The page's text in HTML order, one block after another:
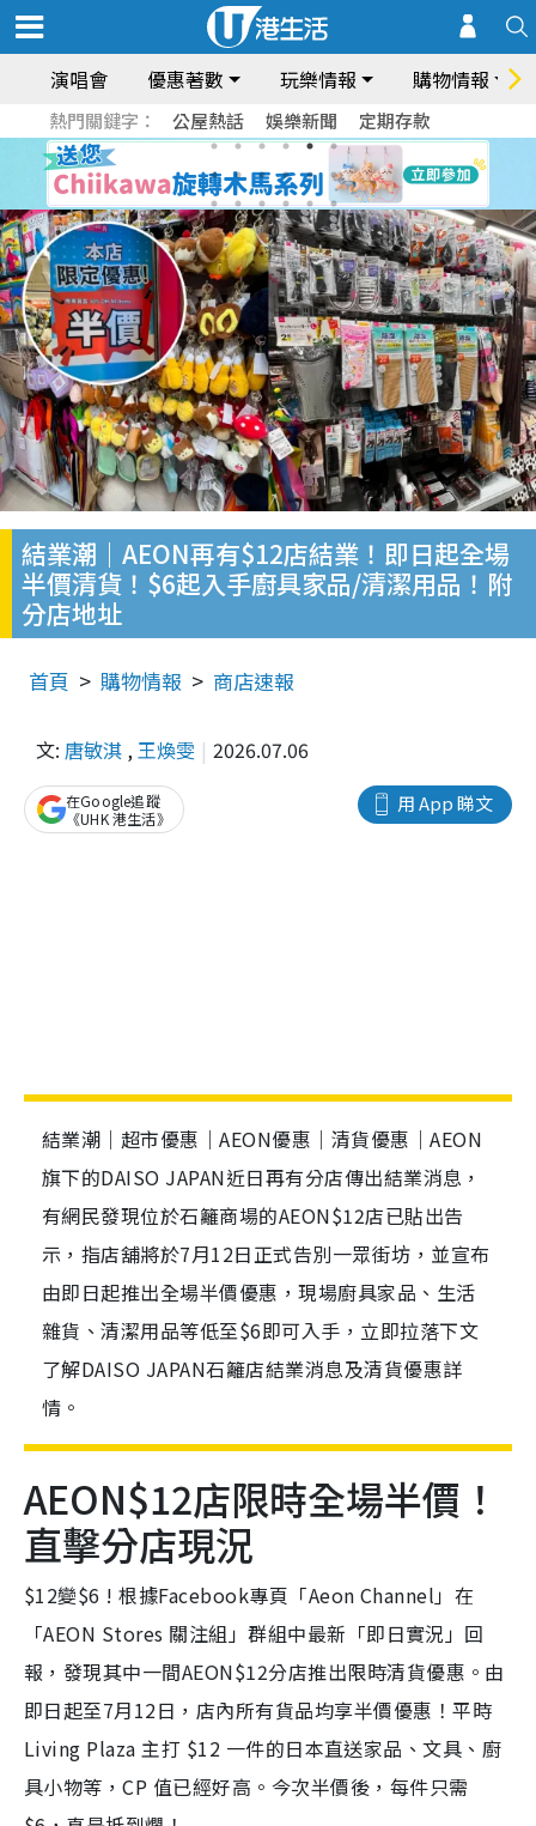
演唱會 優惠著數 玩樂情報 購物情報
熱門關鍵字： 公屋熱話 娛樂新聞 定期存款
結業潮｜AEON再有$12店結業！即日起全場
半價清貨！$6起入手廚具家品/清潔用品！附
分店地址
首頁 購物情報 商店速報
文: 唐敏淇 ,王煥雯 2026.07.06
用 App 睇文
在Google追蹤
《UHK 港生活》
結業潮｜超市優惠｜AEON優惠｜清貨優惠｜AEON
旗下的DAISO JAPAN近日再有分店傳出結業消息，
有網民發現位於石籬商場的AEON$12店已貼出告
示，指店舖將於7月12日正式告別一眾街坊，並宣布
由即日起推出全場半價優惠，現場廚具家品、生活
雜貨、清潔用品等低至$6即可入手，立即拉落下文
了解DAISO JAPAN石籬店結業消息及清貨優惠詳
情。
AEON$12店限時全場半價！
直擊分店現況
$12變$6 ! 根據Facebook專頁「Aeon Channel」在
「AEON Stores 關注組」群組中最新「即日實況」回
報，發現其中一間AEON$12分店推出限時清貨優惠。由
即日起至7月12日，店內所有貨品均享半價優惠！平時
Living Plaza 主打 $12 一件的日本直送家品、文具、廚
具小物等，CP 值已經好高。今次半價後，每件只需